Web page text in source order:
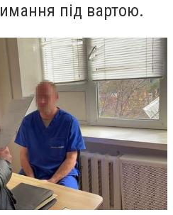
під вартою.